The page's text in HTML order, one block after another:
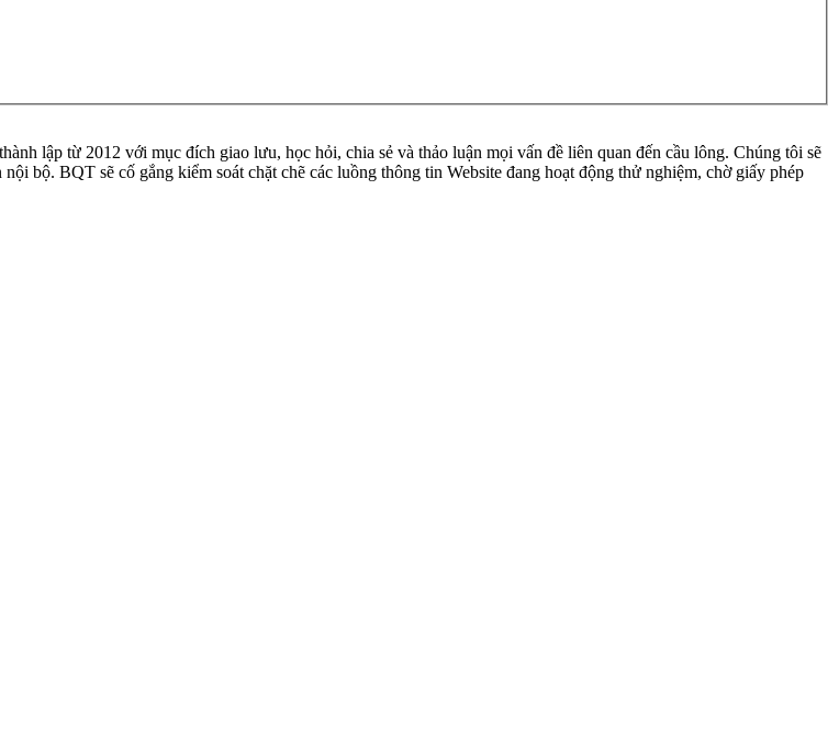
lập từ 2012 với mục đích giao lưu, học hỏi, chia sẻ và thảo luận mọi vấn đề liên quan đến cầu lông. Chúng tôi sẽ
bộ. BQT sẽ cố gắng kiểm soát chặt chẽ các luồng thông tin Website đang hoạt động thử nghiệm, chờ giấy phép